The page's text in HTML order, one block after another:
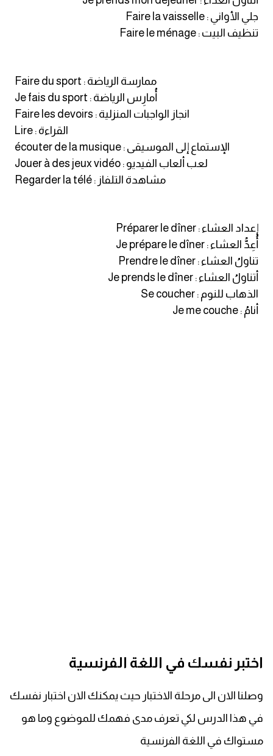
كلمات بحرف g
كلمات بحرف k
كلمات بحرف n
كلمات بحرف o
كلمات بحرف p
اغلق النافذة
جلي الأواني : Faire la vaisselle
تنظيف البيت : Faire le ménage
Faire du sport : ممارسة الرياضة
Je fais du sport : أُمارِس الرياضة
Faire les devoirs : انجاز الواجبات المنزلية
Lire : القراءة
écouter de la musique : الإستماع إلى الموسيقى
Jouer à des jeux vidéo : لعب ألعاب الفيديو
Regarder la télé : مشاهدة التلفاز
إعداد العشاء : Préparer le dîner
أُعِدُّ العشاء : Je prépare le dîner
تناولُ العشاء : Prendre le dîner
أتناولُ العشاء : Je prends le dîner
الذهاب للنوم : Se coucher
أنامُ : Je me couche
اختبر نفسك في اللغة الفرنسية
وصلنا الان الى مرحلة الاختبار حيث يمكنك الان اختبار نفسك
في هذا الدرس لكي تعرف مدى فهمك للموضوع وما هو
مستواك في اللغة الفرنسية